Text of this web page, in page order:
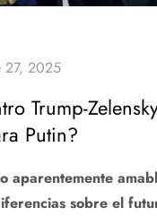
Trump-
Putin?
aparentemente
sobre el